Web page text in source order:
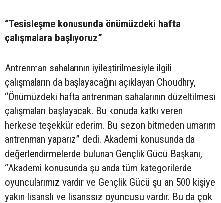
“Tesisleşme konusunda önümüzdeki hafta
çalışmalara başlıyoruz”
Antrenman sahalarının iyileştirilmesiyle ilgili
çalışmaların da başlayacağını açıklayan Choudhry,
“Önümüzdeki hafta antrenman sahalarının düzeltilmesi
çalışmaları başlayacak. Bu konuda katkı veren
herkese teşekkür ederim. Bu sezon bitmeden umarım
antrenman yaparız” dedi. Akademi konusunda da
değerlendirmelerde bulunan Gençlik Gücü Başkanı,
“Akademi konusunda şu anda tüm kategorilerde
oyuncularımız vardır ve Gençlik Gücü şu an 500 kişiye
yakın lisanslı ve lisanssız oyuncusu vardır. Bu da çok